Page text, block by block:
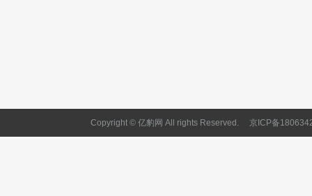
Copyright © 亿豹网 All rights Reserved. 京ICP备